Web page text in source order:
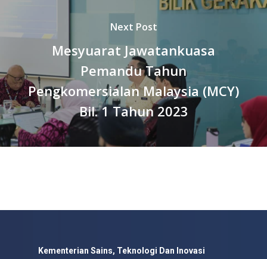
Next Post
Mesyuarat Jawatankuasa
Pemandu Tahun
Pengkomersialan Malaysia (MCY)
Bil. 1 Tahun 2023
Kementerian Sains, Teknologi Dan Inovasi